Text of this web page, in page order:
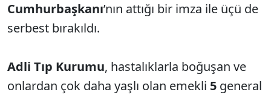
Cumhurbaşkanı’nın attığı bir imza ile üçü de
serbest bırakıldı.
Adli Tıp Kurumu, hastalıklarla boğuşan ve
onlardan çok daha yaşlı olan emekli 5 general